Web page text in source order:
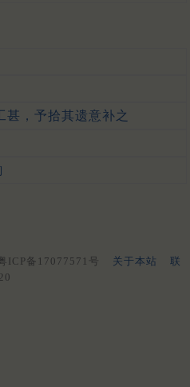
甚，予拾其遗意补之
ICP备17077571号 关于本站
联